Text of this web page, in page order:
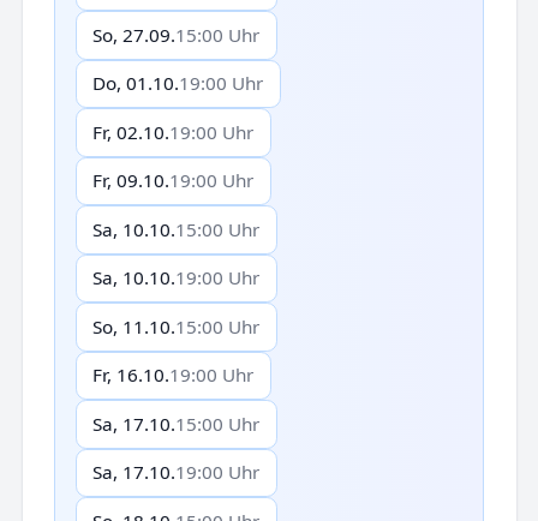
So, 27.09.15:00 Uhr
Do, 01.10.19:00 Uhr
Fr, 02.10.19:00 Uhr
Fr, 09.10.19:00 Uhr
Sa, 10.10.15:00 Uhr
Sa, 10.10.19:00 Uhr
So, 11.10.15:00 Uhr
Fr, 16.10.19:00 Uhr
Sa, 17.10.15:00 Uhr
Sa, 17.10.19:00 Uhr